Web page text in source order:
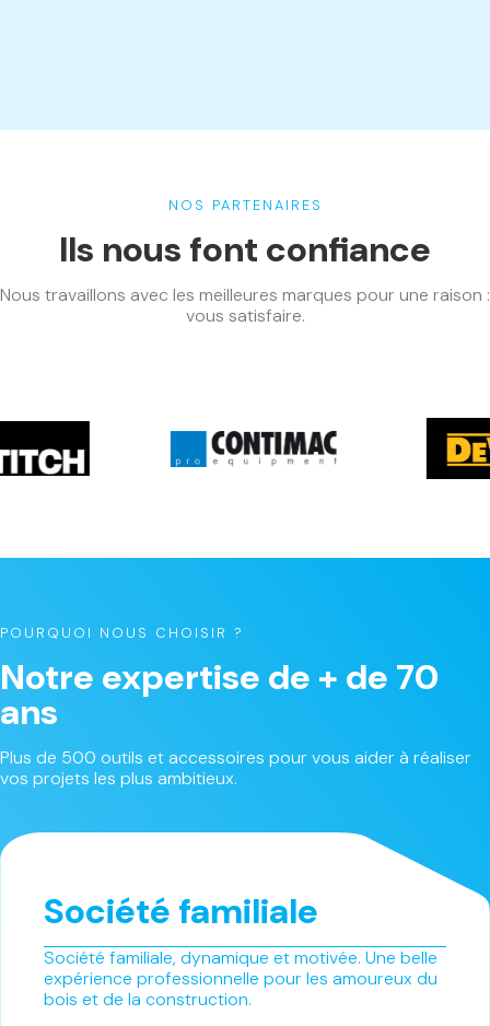
NOS PARTENAIRES
Ils nous font confiance
Nous travaillons avec les meilleures marques pour une raison :
vous satisfaire.
POURQUOI NOUS CHOISIR ?
Notre expertise de + de 70
ans
Plus de 500 outils et accessoires pour vous aider à réaliser
vos projets les plus ambitieux.
Société familiale
Société familiale, dynamique et motivée. Une belle
expérience professionnelle pour les amoureux du
bois et de la construction.